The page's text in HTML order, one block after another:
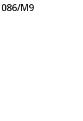
M9